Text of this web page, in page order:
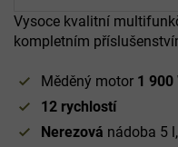
Vysoce kvalitní
kompletním
Měděný motor 1
12 rychlostí
Nerezová nádoba 5 l,